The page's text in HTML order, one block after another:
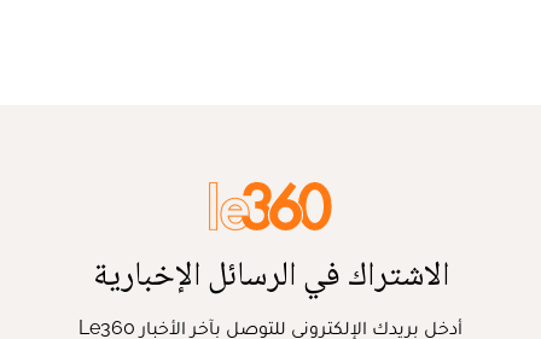
الاشتراك في الرسائل الإخبارية
أدخل بريدك الإلكتروني للتوصل بآخر الأخبار Le360